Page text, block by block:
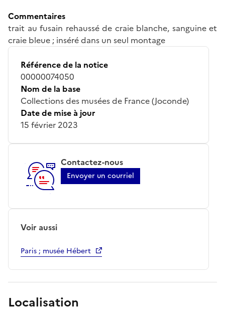
Commentaires
trait au fusain rehaussé de craie blanche, sanguine et
craie bleue ; inséré dans un seul montage
Référence de la notice
00000074050
Nom de la base
Collections des musées de France (Joconde)
Date de mise à jour
15 février 2023
Contactez-nous
Envoyer un courriel
Voir aussi
Paris ; musée Hébert
Localisation